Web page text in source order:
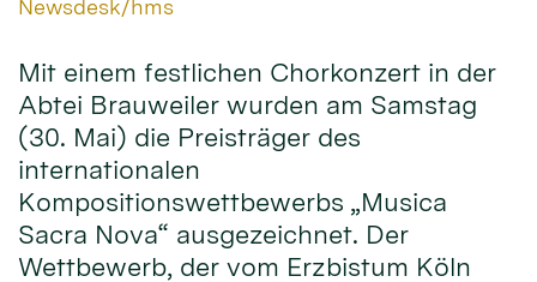
Newsdesk/hms
Mit einem festlichen Chorkonzert in der
Abtei Brauweiler wurden am Samstag
(30. Mai) die Preisträger des
internationalen
Kompositionswettbewerbs „Musica
Sacra Nova“ ausgezeichnet. Der
Wettbewerb, der vom Erzbistum Köln